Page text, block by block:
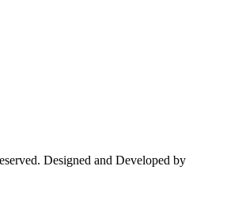
Designed and Developed by